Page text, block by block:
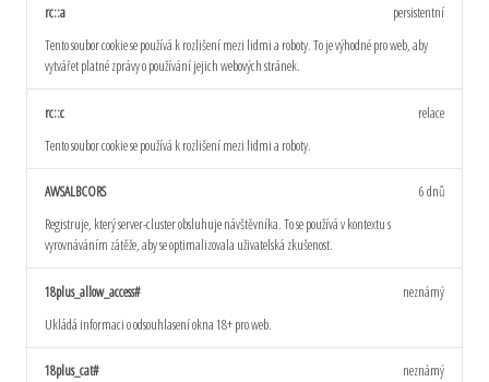
rc::a
Tento soubor cookie se používá k rozlišení mezi lidmi a roboty. To je výhodné pro web, aby
vytvářet platné zprávy o používání jejich webových stránek.
persistentní
rc::c
Tento soubor cookie se používá k rozlišení mezi lidmi a roboty.
relace
AWSALBCORS
Registruje, který server-cluster obsluhuje návštěvníka. To se používá v kontextu s
vyrovnáváním zátěže, aby se optimalizovala uživatelská zkušenost.
6 dnů
18plus_allow_access#
Ukládá informaci o odsouhlasení okna 18+ pro web.
neznámý
18plus_cat#
neznámý